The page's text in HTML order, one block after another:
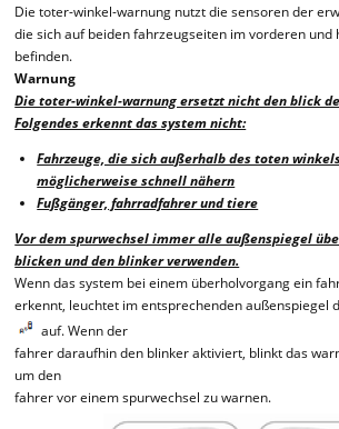
Die toter-winkel-warnung nutzt die sensoren der
die sich auf beiden fahrzeugseiten im vorderen
befinden.
Warnung
Die toter-winkel-warnung ersetzt nicht den blick
Folgendes erkennt das system nicht:
Fahrzeuge, die sich außerhalb des toten
möglicherweise schnell nähern
Fußgänger, fahrradfahrer und tiere
Vor dem spurwechsel immer alle außenspiegel
blicken und den blinker verwenden.
Wenn das system bei einem überholvorgang ein
erkennt, leuchtet im entsprechenden außenspiegel
auf. Wenn der
fahrer daraufhin den blinker aktiviert, blinkt das
um den
fahrer vor einem spurwechsel zu warnen.